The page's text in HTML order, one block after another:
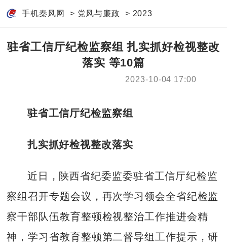
手机秦风网 > 党风与廉政 > 2023
驻省工信厅纪检监察组 扎实抓好检视整改
落实 等10篇
2023-10-04 17:00
驻省工信厅纪检监察组
扎实抓好检视整改落实
近日，陕西省纪委监委驻省工信厅纪检监
察组召开专题会议，再次学习领会全省纪检监
察干部队伍教育整顿检视整治工作推进会精
神，学习省教育整顿第二督导组工作提示，研